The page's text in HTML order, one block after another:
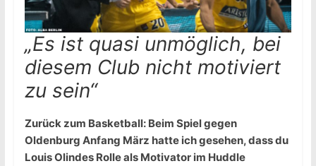
„Es ist quasi unmöglich, bei
diesem Club nicht motiviert
zu sein“
Zurück zum Basketball: Beim Spiel gegen
Oldenburg Anfang März hatte ich gesehen, dass du
Louis Olindes Rolle als Motivator im Huddle